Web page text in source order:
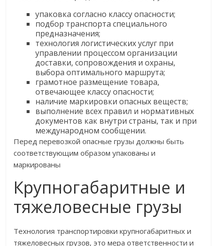
упаковка согласно классу опасности;
подбор транспорта специального
предназначения;
технология логистических услуг при
управлении процессом организации
доставки, сопровождения и охраны,
выбора оптимального маршрута;
грамотное размещение товара,
отвечающее классу опасности;
наличие маркировки опасных веществ;
выполнение всех правил и нормативных
документов как внутри страны, так и при
международном сообщении.
Перед перевозкой опасные грузы должны быть
соответствующим образом упакованы и
маркированы
Крупногабаритные и
тяжеловесные грузы
Технология транспортировки крупногабаритных и
тяжеловесных грузов, это мера ответственности и